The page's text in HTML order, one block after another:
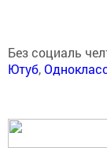
Без социаль
Ютуб,